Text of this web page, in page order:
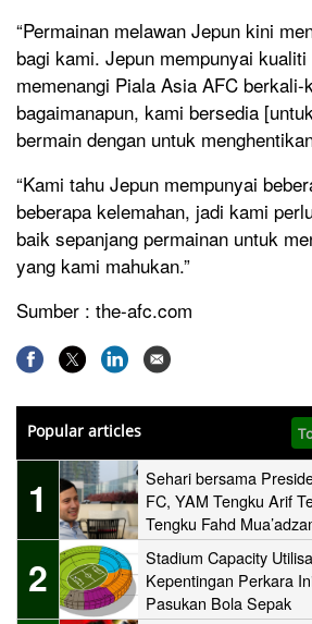
“Permainan melawan Jepun kini
bagi kami. Jepun mempunyai
memenangi Piala Asia AFC berkali-
bagaimanapun, kami bersedia
bermain dengan untuk
“Kami tahu Jepun mempunyai
beberapa kelemahan, jadi kami
baik sepanjang permainan untuk
yang kami mahukan.”
Sumber : the-afc.com
Popular articles
1
Sehari bersama
FC, YAM Tengku Arif
Tengku Fahd
Haji Ahmad Shah
2
Stadium Capacity
Kepentingan Perkara
Pasukan Bola Sepak